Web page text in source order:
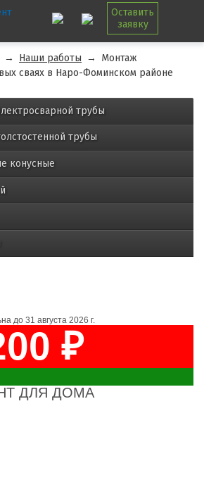
Оставить
заявку
→ Наши работы →
Монтаж
сваях в Наро-Фоминском районе
трубы
трубы
конусные
до 31 августа 2026 г.
₽
ДЛЯ ДОМА